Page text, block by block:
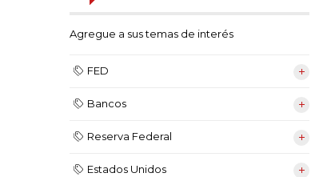
Agregue a sus temas de interés
FED
Bancos
Reserva Federal
Estados Unidos